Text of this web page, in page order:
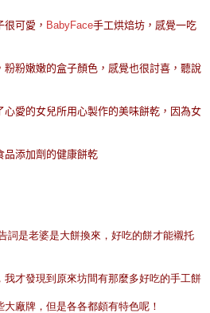
可愛， BabyFace手工烘焙坊，感覺一吃
粉嫩嫩的盒子顏色，感覺也很討喜，聽說
愛的女兒所用心製作的美味餅乾，因為女
品添加劑的健康餅乾
詞是老婆是大餅換來，好吃的餅才能襯托
才發現到原來坊間有那麼多好吃的手工餅
廠牌，但是各各都頗有特色呢！